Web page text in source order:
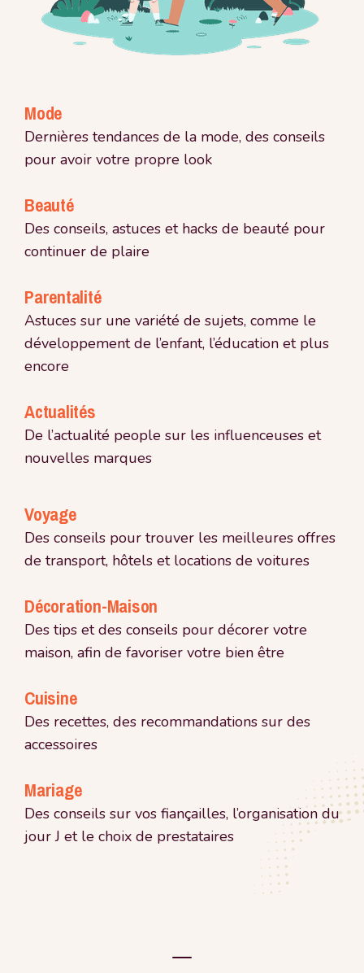
Mode
Dernières tendances de la mode, des conseils
pour avoir votre propre look
Beauté
Des conseils, astuces et hacks de beauté pour
continuer de plaire
Parentalité
Astuces sur une variété de sujets, comme le
développement de l’enfant, l’éducation et plus
encore
Actualités
De l’actualité people sur les influenceuses et
nouvelles marques
Voyage
Des conseils pour trouver les meilleures offres
de transport, hôtels et locations de voitures
Décoration-Maison
Des tips et des conseils pour décorer votre
maison, afin de favoriser votre bien être
Cuisine
Des recettes, des recommandations sur des
accessoires
Mariage
Des conseils sur vos fiançailles, l’organisation du
jour J et le choix de prestataires